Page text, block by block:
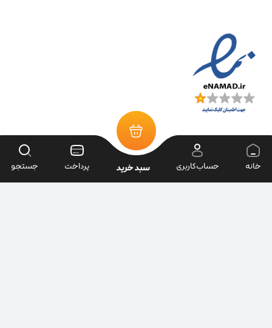
خانه حساب‌کاربری سبد خرید پرداخت جستجو